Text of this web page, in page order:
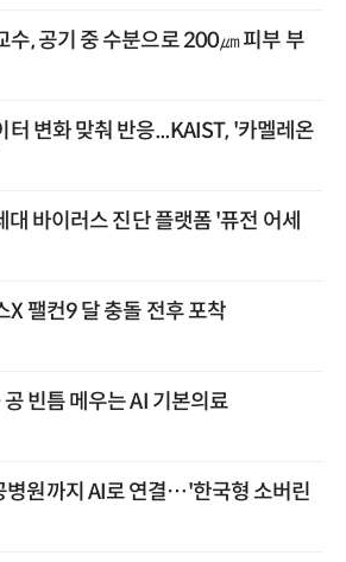
수, 공기 중 수분으로 200㎛ 피부 부
터 변화 맞춰 반응...KAIST, '카멜레온
대 바이러스 진단 플랫폼 '퓨전 어세
X 팰컨9 달 충돌 전후 포착
빈틈 메우는 AI 기본의료
병원까지 AI로 연결…'한국형 소버린